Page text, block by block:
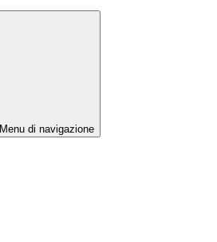
Menu di navigazione